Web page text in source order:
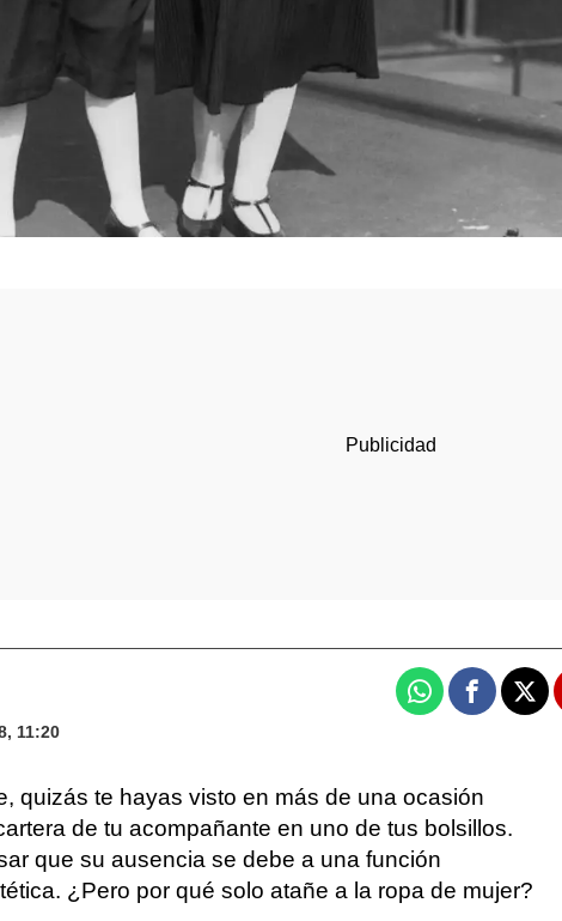
11:20
WhatsappFacebook
X
quizás te hayas visto en más de una ocasión
de tu acompañante en uno de tus bolsillos.
que su ausencia se debe a una función
¿Pero por qué solo atañe a la ropa de mujer?